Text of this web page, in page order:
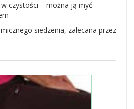
czystości – można ją myć
siedzenia, zalecana przez